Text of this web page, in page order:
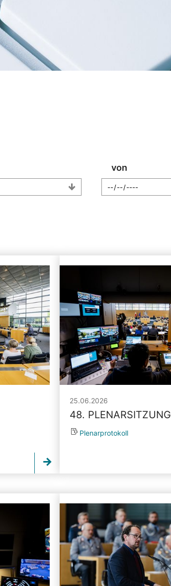
von
25.06.2026
48. PLENARSITZUNG
Plenarprotokoll